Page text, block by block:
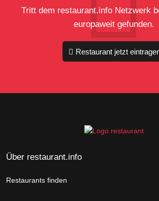
Tritt dem restaurant.info Netzwerk
europaweit gefunden.
Restaurant jetzt
Über restaurant.info
Restaurants finden